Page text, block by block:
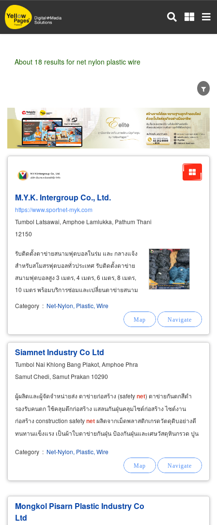
Skip
to
main
About 18 results for net nylon plastic wire
Wholesale Retail Manufacturer
Dealer
Exporter/Importer
Service Business
M.Y.K. Intergroup Co., Ltd.
https://www.sportnet-myk.com
Tumbol Latsawai, Amphoe Lamlukka, Pathum Thani
12150
รับติดตั้งตาข่ายสนามฟุตบอลในร่ม และ กลางแจ้ง
สำหรับสโมสรฟุตบอลทั่วประเทศ รับติดตั้งตาข่าย
สนามฟุตบอลสูง 3 เมตร, 4 เมตร, 6 เมตร, 8 เมตร,
10 เมตร พร้อมบริการซ่อมและเปลี่ยนตาข่ายสนาม
ฟุตบอลกลางแจ้ง รับติดตั้งตาข่ายสนามฟุตซอล รับ
Category : Net-Nylon, Plastic, Wire
Siamnet Industry Co Ltd
Tumbol Nai Khlong Bang Plakot, Amphoe Phra
Samut Chedi, Samut Prakan 10290
ผู้ผลิตและผู้จัดจำหน่ายส่ง ตาข่ายก่อสร้าง (safetynet) ตาข่ายกันตกสีดำ
รองรับคนตก ใช้คลุมตึกก่อสร้าง แสลนกันฝุ่นคลุมไซต์ก่อสร้าง ไซต์งาน
ก่อสร้าง construction safetynetผลิตจากเม็ดพลาสติกเกรดวัตดุดิบอย่างดี
ทนทานแข็งแรง เป็นผ้าใบตาข่ายกันฝุ่น ป้องกันฝุ่นและเศษวัสดุหินกรวด ปูน
Category : Net-Nylon, Plastic, Wire
Mongkol Pisarn Plastic Industry Co
Ltd